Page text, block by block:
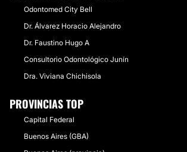
Odontomed City Bell
Dr. Álvarez Horacio Alejandro
Dr. Faustino Hugo A
Consultorio Odontológico Junín
Dra. Viviana Chichisola
PROVINCIAS TOP
Capital Federal
Buenos Aires (GBA)